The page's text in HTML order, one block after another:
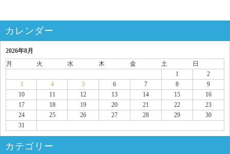
カレンダー
2026年8月
月
火 水 木 金 土
日
1
2
3
4 5 6 7 8
9
10
11 12 13 14 15
16
17
18 19 20 21 22
23
24
25 26 27 28 29
30
31
カテゴリー